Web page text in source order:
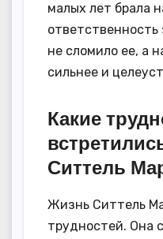
малых лет брала
не сломило ее, а
сильнее и
Какие
Ситтель
Жизнь Ситтель
трудностей. Она